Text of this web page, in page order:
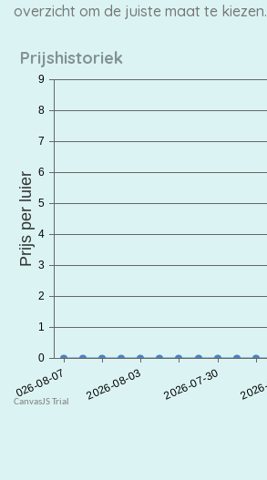
overzicht om de juiste maat te kiezen.
Prijshistoriek